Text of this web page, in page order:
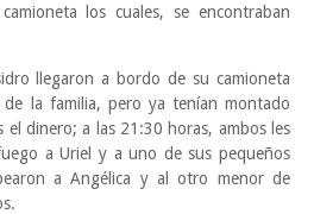
los cuales, se encontraban
llegaron a bordo de su camioneta
de la familia, pero ya tenían montado
dinero; a las 21:30 horas, ambos les
a Uriel y a uno de sus pequeños
a Angélica y al otro menor de